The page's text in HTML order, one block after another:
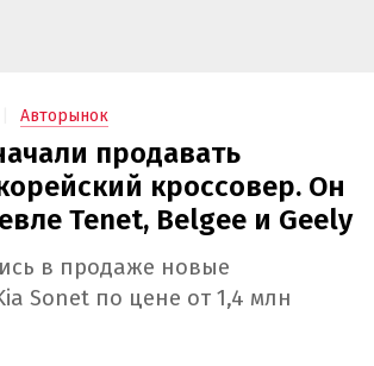
Авторынок
продавать
кроссовер. Он
Tenet, Belgee и Geely
в продаже новые
Sonet по цене от 1,4 млн